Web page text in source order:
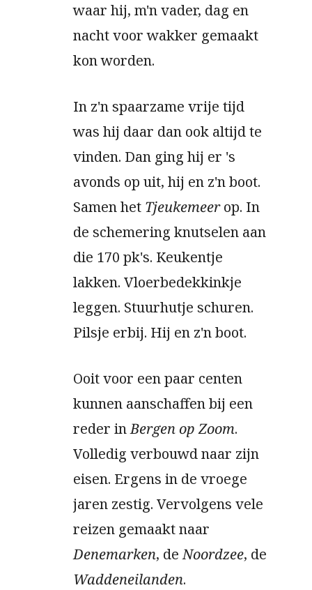
waar hij, m'n vader, dag en
nacht voor wakker gemaakt
kon worden.
In z'n spaarzame vrije tijd
was hij daar dan ook altijd te
vinden. Dan ging hij er 's
avonds op uit, hij en z'n boot.
Samen het Tjeukemeerop. In
de schemering knutselen aan
die 170 pk's. Keukentje
lakken. Vloerbedekkinkje
leggen. Stuurhutje schuren.
Pilsje erbij. Hij en z'n boot.
Ooit voor een paar centen
kunnen aanschaffen bij een
reder inBergen op Zoom.
Volledig verbouwd naar zijn
eisen. Ergens in de vroege
jaren zestig. Vervolgens vele
reizen gemaakt naar
Denemarken, deNoordzee, de
Waddeneilanden.